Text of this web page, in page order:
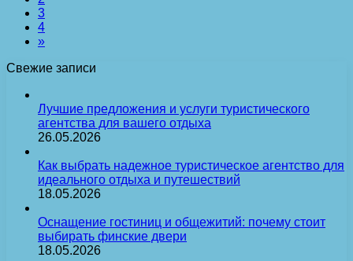
3
4
»
Свежие записи
Лучшие предложения и услуги туристического
агентства для вашего отдыха
26.05.2026
Как выбрать надежное туристическое агентство для
идеального отдыха и путешествий
18.05.2026
Оснащение гостиниц и общежитий: почему стоит
выбирать финские двери
18.05.2026